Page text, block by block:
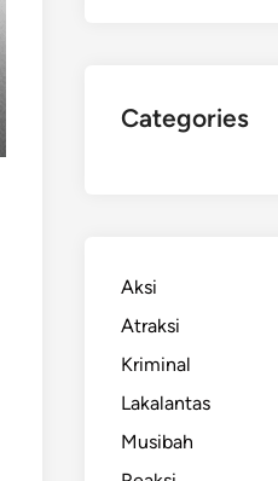
Categories
Aksi
Atraksi
Kriminal
Lakalantas
Musibah